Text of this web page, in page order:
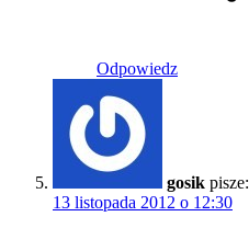
Odpowiedz
gosik pisze:
13 listopada 2012 o 12:30